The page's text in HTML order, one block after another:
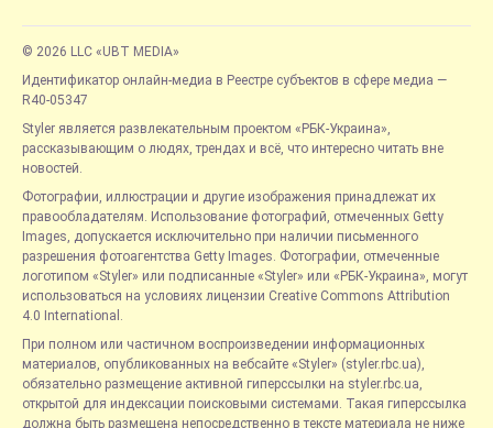
© 2026 LLC «UBT MEDIA»
Идентификатор онлайн-медиа в Реестре субъектов в сфере медиа —
R40-05347
Styler является развлекательным проектом «РБК-Украина»,
рассказывающим о людях, трендах и всё, что интересно читать вне
новостей.
Фотографии, иллюстрации и другие изображения принадлежат их
правообладателям. Использование фотографий, отмеченных Getty
Images, допускается исключительно при наличии письменного
разрешения фотоагентства Getty Images. Фотографии, отмеченные
логотипом «Styler» или подписанные «Styler» или «РБК-Украина», могут
использоваться на условиях лицензии Creative Commons Attribution
4.0 International.
При полном или частичном воспроизведении информационных
материалов, опубликованных на вебсайте «Styler» (styler.rbc.ua),
обязательно размещение активной гиперссылки на styler.rbc.ua,
открытой для индексации поисковыми системами. Такая гиперссылка
должна быть размещена непосредственно в тексте материала не ниже